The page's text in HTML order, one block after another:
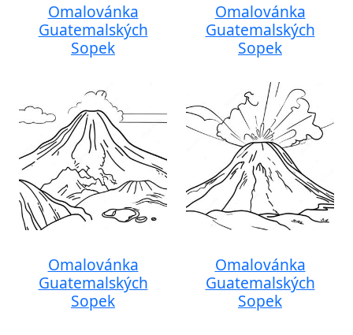
Omalovánka
Guatemalských
Sopek
Omalovánka
Guatemalských
Sopek
Omalovánka
Guatemalských
Sopek
Omalovánka
Guatemalských
Sopek